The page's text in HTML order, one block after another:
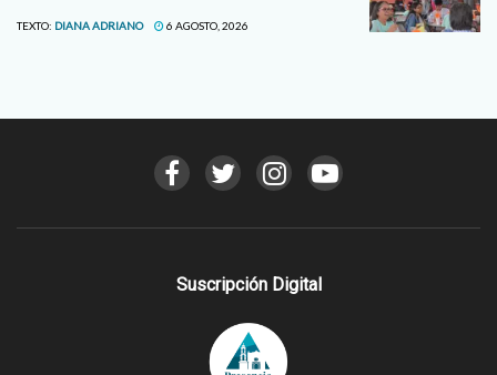
TEXTO: DIANA ADRIANO 6 AGOSTO, 2026
Suscripción Digital